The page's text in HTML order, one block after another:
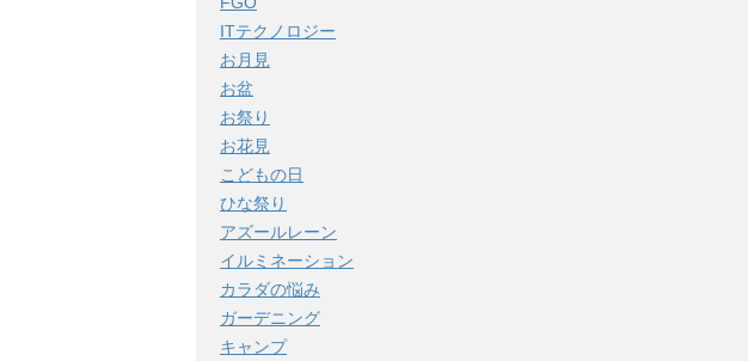
ITテクノロジー
お月見
お盆
お祭り
お花見
こどもの日
ひな祭り
アズールレーン
イルミネーション
カラダの悩み
ガーデニング
キャンプ